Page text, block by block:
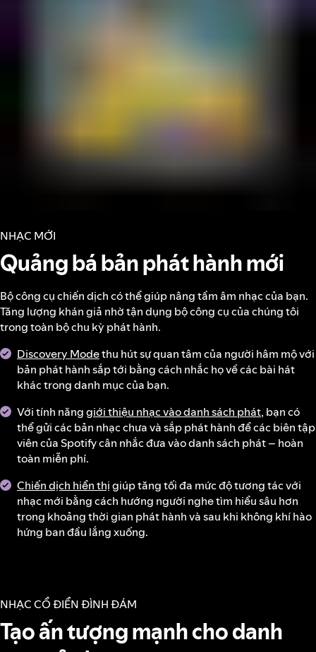
NHẠC MỚI
Quảng bá bản phát hành mới
Bộ công cụ chiến dịch có thể giúp nâng tầm âm nhạc của bạn.
Tăng lượng khán giả nhờ tận dụng bộ công cụ của chúng tôi
trong toàn bộ chu kỳ phát hành.
Discovery Modethu hút sự quan tâm của người hâm mộ với
bản phát hành sắp tới bằng cách nhắc họ về các bài hát
khác trong danh mục của bạn.
Với tính nănggiới thiệu nhạc vào danh sách phát, bạn có
thể gửi các bản nhạc chưa và sắp phát hành để các biên tập
viên của Spotify cân nhắc đưa vào danh sách phát – hoàn
toàn miễn phí.
Chiến dịch hiển thịgiúp tăng tối đa mức độ tương tác với
nhạc mới bằng cách hướng người nghe tìm hiểu sâu hơn
trong khoảng thời gian phát hành và sau khi không khí hào
hứng ban đầu lắng xuống.
NHẠC CỔ ĐIỂN ĐÌNH ĐÁM
Tạo ấn tượng mạnh cho danh